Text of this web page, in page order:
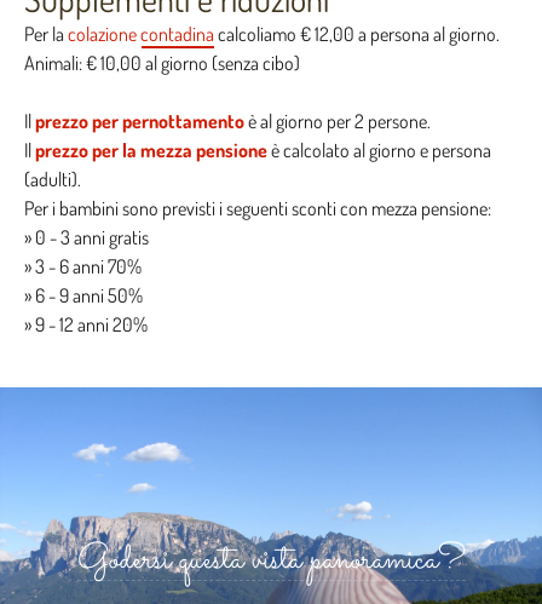
Per la colazione contadina calcoliamo € 12,00 a persona al giorno.
Animali: € 10,00 al giorno (senza cibo)
Ilprezzo per pernottamentoè al giorno per 2 persone.
Ilprezzo per la mezza pensioneè calcolato al giorno e persona
(adulti).
Per i bambini sono previsti i seguenti sconti con mezza pensione:
» 0 - 3 anni gratis
» 3 - 6 anni 70%
» 6 - 9 anni 50%
» 9 - 12 anni 20%
Godersi questa vista panoramica?